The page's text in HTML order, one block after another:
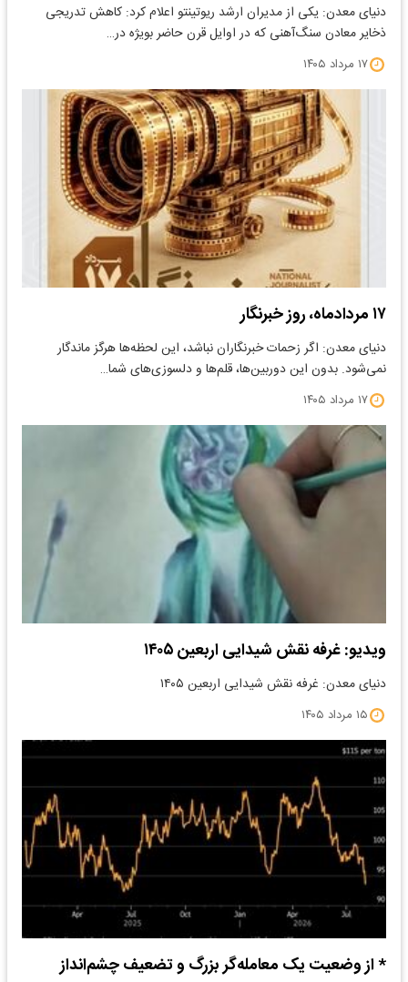
دنیای معدن: یکی از مدیران ارشد ریوتینتو اعلام کرد: کاهش تدریجی
ذخایر معادن سنگ‌آهنی که در اوایل قرن حاضر بویژه در…
۱۷ مرداد ۱۴۰۵
۱۷ مردادماه، روز خبرنگار
دنیای معدن: اگر زحمات خبرنگاران نباشد، این لحظه‌ها هرگز ماندگار
نمی‌شود. بدون این دوربین‌ها، قلم‌ها و دلسوزی‌های شما…
۱۷ مرداد ۱۴۰۵
ویدیو: غرفه نقش شیدایی اربعین ۱۴۰۵
دنیای معدن: غرفه نقش شیدایی اربعین ۱۴۰۵
۱۵ مرداد ۱۴۰۵
* از وضعیت یک معامله‌گر بزرگ و تضعیف چشم‌انداز